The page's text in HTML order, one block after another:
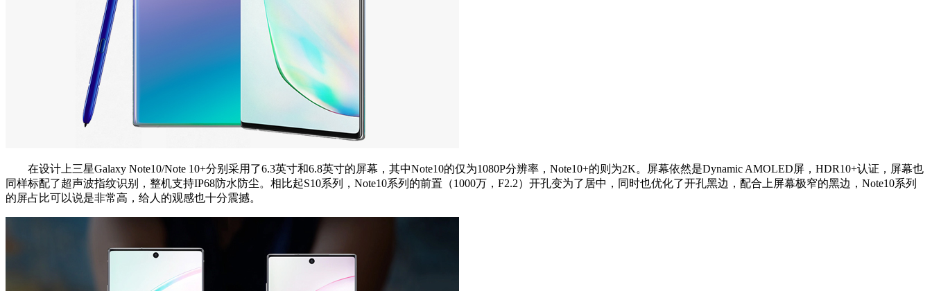
在设计上三星Galaxy Note10/Note 10+分别采用了6.3英寸和6.8英寸的屏幕，其中Note10的仅为1080P分辨率，Note10+的则为2K。屏幕依然是Dynamic AMOLED屏，HDR10+认证，屏幕也
同样标配了超声波指纹识别，整机支持IP68防水防尘。相比起S10系列，Note10系列的前置（1000万，F2.2）开孔变为了居中，同时也优化了开孔黑边，配合上屏幕极窄的黑边，Note10系列
的屏占比可以说是非常高，给人的观感也十分震撼。